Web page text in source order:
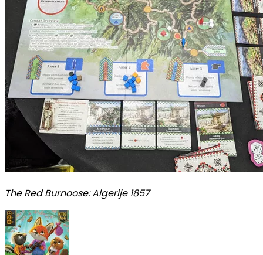
The Red Burnoose: Algerije 1857